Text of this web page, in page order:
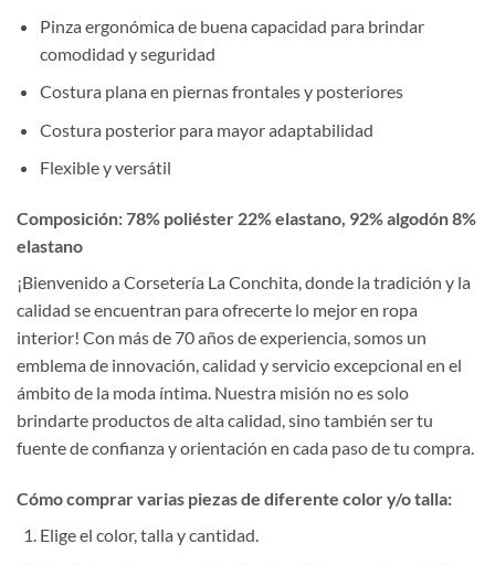
Pinza ergonómica de buena capacidad para brindar
comodidad y seguridad
Costura plana en piernas frontales y posteriores
Costura posterior para mayor adaptabilidad
Flexible y versátil
Composición: 78% poliéster 22% elastano, 92% algodón 8%
elastano
¡Bienvenido a Corsetería La Conchita, donde la tradición y la
calidad se encuentran para ofrecerte lo mejor en ropa
interior! Con más de 70 años de experiencia, somos un
emblema de innovación, calidad y servicio excepcional en el
ámbito de la moda íntima. Nuestra misión no es solo
brindarte productos de alta calidad, sino también ser tu
fuente de confianza y orientación en cada paso de tu compra.
Cómo comprar varias piezas de diferente color y/o talla:
Elige el color, talla y cantidad.